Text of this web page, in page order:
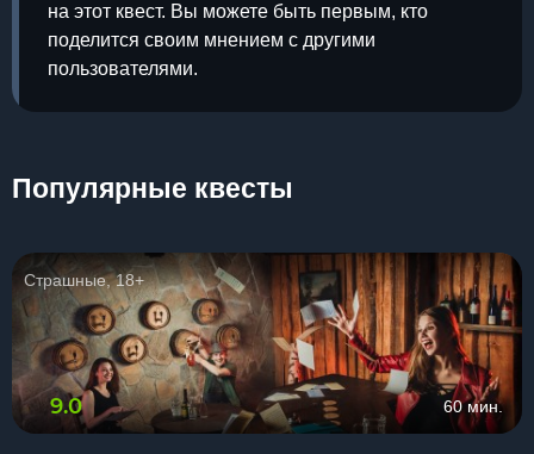
на этот квест. Вы можете быть первым, кто
поделится своим мнением с другими
пользователями.
Популярные квесты
Страшные, 18+
9.0 60 мин.